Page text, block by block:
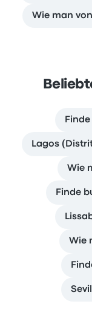
Wie man
Lagos
Wie
Finde
Wie